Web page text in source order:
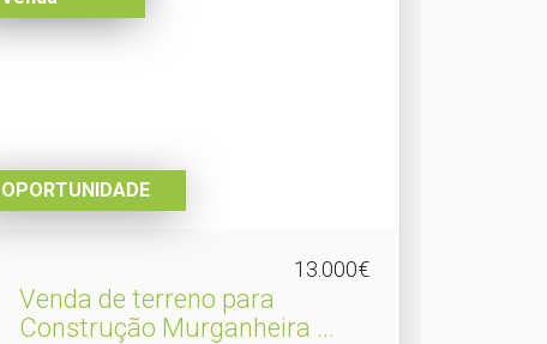
OPORTUNIDADE
13.000€
Venda de terreno para
Construção Murganheira .​..